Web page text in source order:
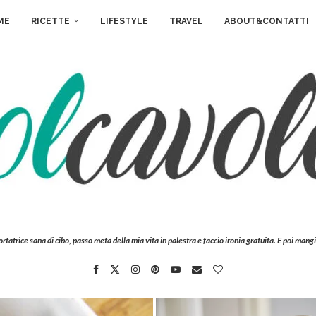
RICETTE LIFESTYLE TRAVEL ABOUT&CONTATTI
sana di cibo, passo metà della mia vita in palestra e faccio ironia gratuita. E poi